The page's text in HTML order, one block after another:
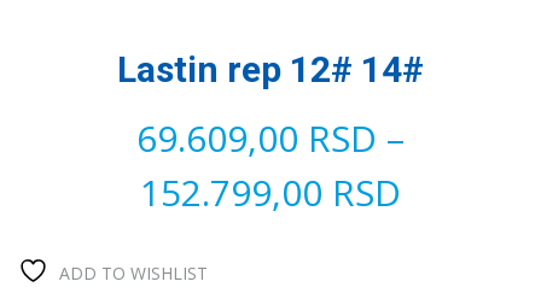
Lastin rep 12# 14#
69.609,00 RSD –
152.799,00 RSD
ADD TO WISHLIST